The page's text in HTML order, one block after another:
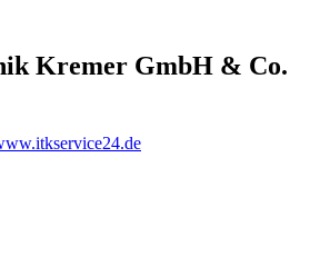
Kremer GmbH & Co.